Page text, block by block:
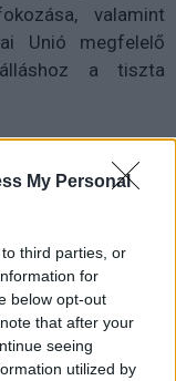
My Personal
third parties, or
for
below opt-out
that after your
seeing
utilized by
valamint
Unió megfelelő
a tiszta
a nettó nulla
ellenálló- és
és
projektek
a beruházásokat
kibocsátású
ra megközelítse
40 százalékát. Fel